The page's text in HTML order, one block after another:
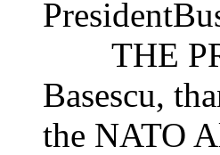
THE
Basescu,
the NATO